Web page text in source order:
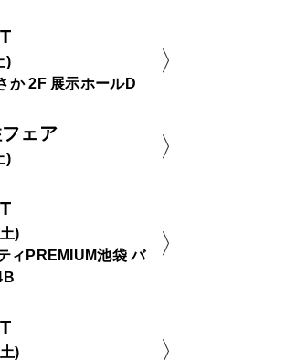
)
か 2F 展示ホールD
ェア
)
)
ィPREMIUM池袋 バ
)